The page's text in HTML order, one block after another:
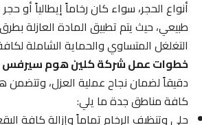
أنواع الحجر، سواء كان رخاماً إيطالياً أو حجر
طبيعي، حيث يتم تطبيق المادة العازلة بطرق
التغلغل المتساوي والحماية الشاملة لكافة
خطوات عمل شركة كلين هوم سيرفس
دقيقاً لضمان نجاح عملية العزل، وتتضمن
كافة مناطق جدة ما يلي:
جلي وتنظيف الرخام تماماً وإزالة كافة